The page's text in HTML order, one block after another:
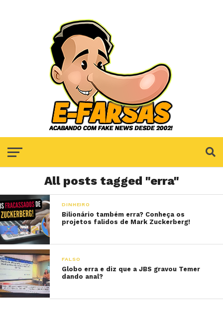
All posts tagged "erra"
DINHEIRO
Bilionário também erra? Conheça os
projetos falidos de Mark Zuckerberg!
FALSO
Globo erra e diz que a JBS gravou Temer
dando anal?